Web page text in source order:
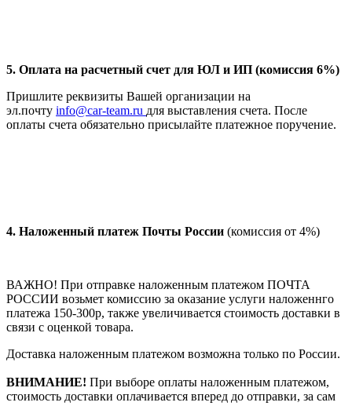
5. Оплата на расчетный счет для ЮЛ и ИП (комиссия 6%)
Пришлите реквизиты Вашей организации на
эл.почту info@car-team.ru для выставления счета. После
оплаты счета обязательно присылайте платежное поручение.
4. Наложенный платеж Почты России (комиссия от 4%)
ВАЖНО! При отправке наложенным платежом ПОЧТА
РОССИИ возьмет комиссию за оказание услуги наложеннго
платежа 150-300р, также увеличивается стоимость доставки в
связи с оценкой товара.
Доставка наложенным платежом возможна только по России.
ВНИМАНИЕ! При выборе оплаты наложенным платежом,
стоимость доставки оплачивается вперед до отправки, за сам